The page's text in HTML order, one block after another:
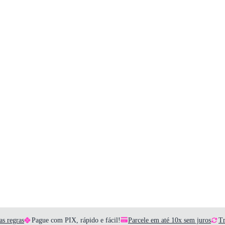
regras Pague com PIX, rápido e fácil! Parcele em até 10x sem juros